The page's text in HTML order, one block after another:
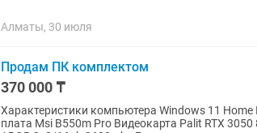
Алматы, 30 июля
Продам ПК комплектом
370 000 ₸
Характеристики компьютера Windows 11 Home Процессор Ryzen 5 5600 6/12 Материнская
плата Msi B550m Pro Видеокарта Palit RTX 3050 8gb Оперативная память Team Group